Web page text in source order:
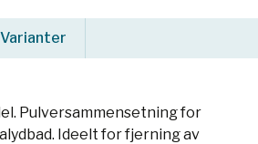
Varianter
Pulversammensetning for
Ideelt for fjerning av